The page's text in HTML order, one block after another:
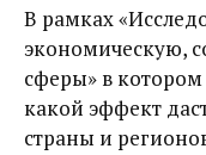
В рамках
экономическую,
сферы» в
какой эффект
страны и